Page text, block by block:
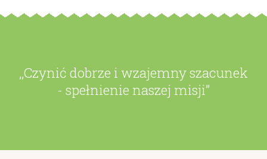
,,Czynić dobrze i wzajemny szacunek
- spełnienie naszej misji”